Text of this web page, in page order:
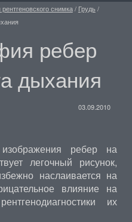
снимка/ Грудь/
ребер
дыхания
03.09.2010
изображения ребер на
легочный рисунок,
наслаивается на
влияние на
их